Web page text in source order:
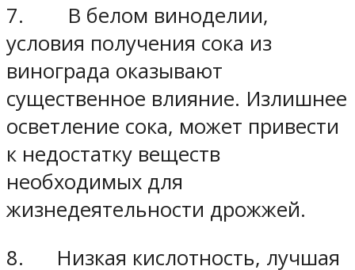
7. В белом виноделии,
условия получения сока из
винограда оказывают
существенное влияние. Излишнее
осветление сока, может привести
к недостатку веществ
необходимых для
жизнедеятельности дрожжей.
8. Низкая кислотность, лучшая